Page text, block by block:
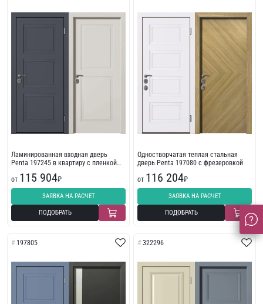
Ламинированная входная дверь
Penta 197245 в квартиру с пленкой
от 115 904₽
ЗАЯВКА НА РАСЧЕТ
ПОДОБРАТЬ
Одностворчатая теплая стальная
дверь Penta 197080 с фрезеровкой
от 116 204₽
ЗАЯВКА НА РАСЧЕТ
ПОДОБРАТЬ
197805 322296